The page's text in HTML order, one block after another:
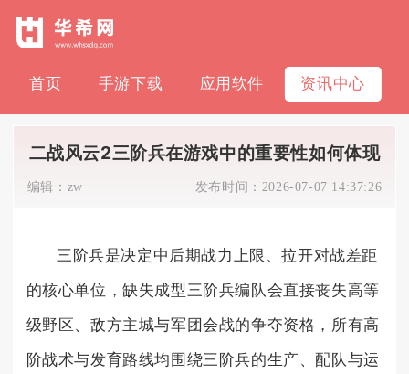
首页 手游下载 应用软件 资讯中心
二战风云2三阶兵在游戏中的重要性如何体现
编辑： zw 发布时间： 2026-07-07 14:37:26
三阶兵是决定中后期战力上限、拉开对战差距
的核心单位，缺失成型三阶兵编队会直接丧失高等
级野区、敌方主城与军团会战的争夺资格，所有高
阶战术与发育路线均围绕三阶兵的生产、配队与运